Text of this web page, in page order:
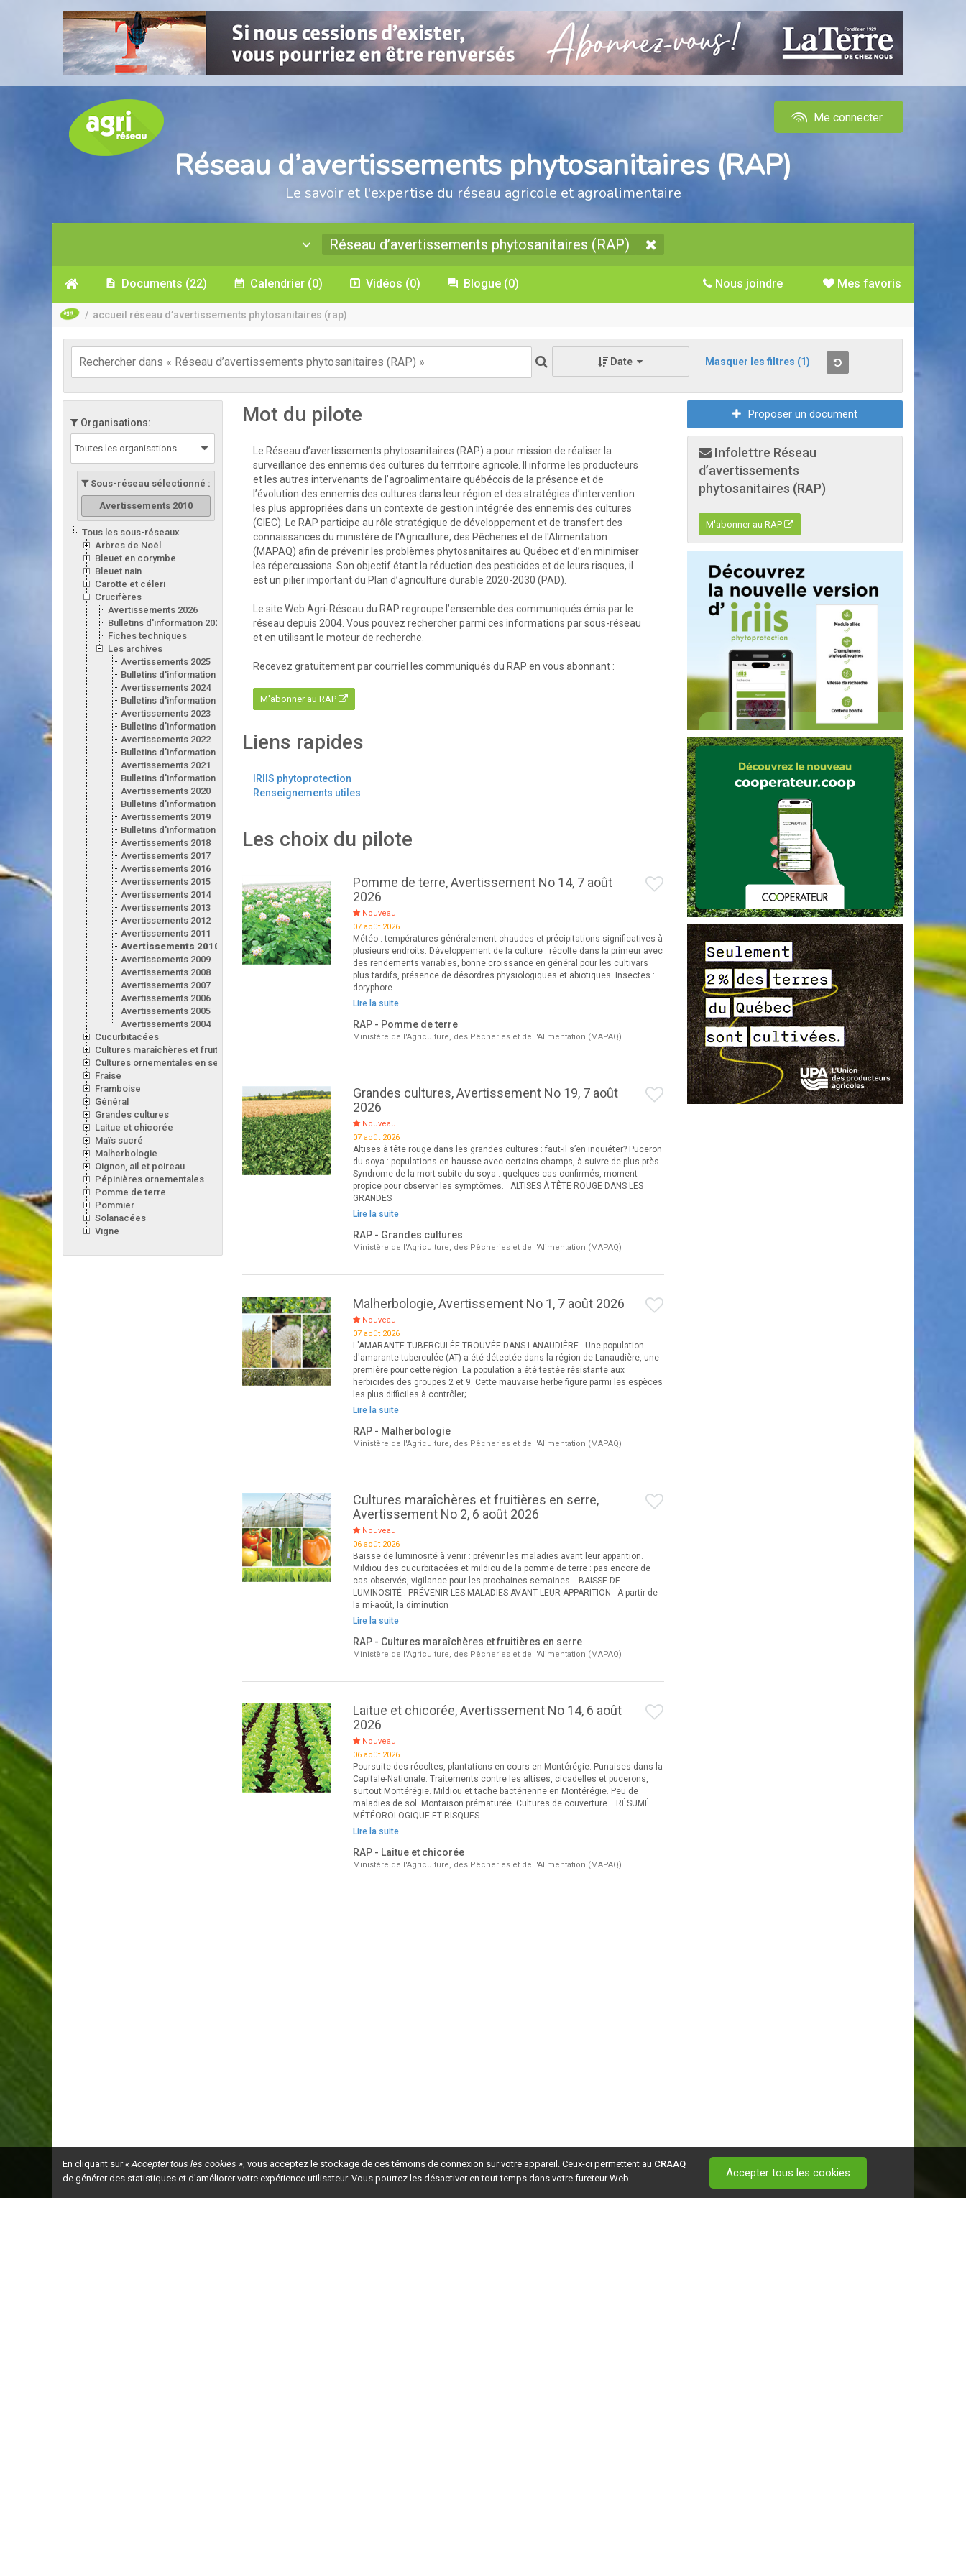
Me connecter
Réseau d’avertissements phytosanitaires (RAP)
Le savoir et l'expertise du réseau agricole et agroalimentaire
Réseau d’avertissements phytosanitaires (RAP)
Documents (22) Calendrier (0) Vidéos (0) Blogue (0) Mes favoris
Nous joindre
/ accueil réseau d’avertissements phytosanitaires (rap)
Date Masquer les filtres (1)
Organisations:
Toutes les organisations
Sous-réseau sélectionné :
Avertissements 2010
Tous les sous-réseaux
Arbres de Noël
Bleuet en corymbe
Bleuet nain
Carotte et céleri
Crucifères
Avertissements 2026
Bulletins d'information 2026
Fiches techniques
Les archives
Avertissements 2025
Bulletins d'information 2025
Avertissements 2024
Bulletins d'information 2024
Avertissements 2023
Bulletins d'information 2023
Avertissements 2022
Bulletins d'information 2022
Avertissements 2021
Bulletins d'information 2021
Avertissements 2020
Bulletins d'information 2020
Avertissements 2019
Bulletins d'information 2019
Avertissements 2018
Avertissements 2017
Avertissements 2016
Avertissements 2015
Avertissements 2014
Avertissements 2013
Avertissements 2012
Avertissements 2011
Avertissements 2010
Avertissements 2009
Avertissements 2008
Avertissements 2007
Avertissements 2006
Avertissements 2005
Avertissements 2004
Cucurbitacées
Cultures maraîchères et fruitières en serre
Cultures ornementales en serre
Fraise
Framboise
Général
Grandes cultures
Laitue et chicorée
Maïs sucré
Malherbologie
Oignon, ail et poireau
Pépinières ornementales
Pomme de terre
Pommier
Solanacées
Vigne
Mot du pilote
Le Réseau d’avertissements phytosanitaires (RAP) a pour mission de réaliser la
surveillance des ennemis des cultures du territoire agricole. Il informe les producteurs
et les autres intervenants de l’agroalimentaire québécois de la présence et de
l’évolution des ennemis des cultures dans leur région et des stratégies d’intervention
les plus appropriées dans un contexte de gestion intégrée des ennemis des cultures
(GIEC). Le RAP participe au rôle stratégique de développement et de transfert des
connaissances du ministère de l'Agriculture, des Pêcheries et de l'Alimentation
(MAPAQ) afin de prévenir les problèmes phytosanitaires au Québec et d’en minimiser
les répercussions. Son objectif étant la réduction des pesticides et de leurs risques, il
est un pilier important du Plan d’agriculture durable 2020-2030 (PAD).
Le site Web Agri-Réseau du RAP regroupe l’ensemble des communiqués émis par le
réseau depuis 2004. Vous pouvez rechercher parmi ces informations par sous-réseau
et en utilisant le moteur de recherche.
Recevez gratuitement par courriel les communiqués du RAP en vous abonnant :
M'abonner au RAP
Liens rapides
IRIIS phytoprotection
Renseignements utiles
Les choix du pilote
Pomme de terre, Avertissement No 14, 7 août
2026
Nouveau
07 août 2026
Météo : températures généralement chaudes et précipitations significatives à
plusieurs endroits. Développement de la culture : récolte dans la primeur avec
des rendements variables, bonne croissance en général pour les cultivars
plus tardifs, présence de désordres physiologiques et abiotiques. Insectes :
doryphore
Lire la suite
RAP - Pomme de terre
Ministère de l'Agriculture, des Pêcheries et de l'Alimentation (MAPAQ)
Grandes cultures, Avertissement No 19, 7 août
2026
Nouveau
07 août 2026
Altises à tête rouge dans les grandes cultures : faut-il s’en inquiéter? Puceron
du soya : populations en hausse avec certains champs, à suivre de plus près.
Syndrome de la mort subite du soya : quelques cas confirmés, moment
propice pour observer les symptômes. ALTISES À TÊTE ROUGE DANS LES
GRANDES
Lire la suite
RAP - Grandes cultures
Ministère de l'Agriculture, des Pêcheries et de l'Alimentation (MAPAQ)
Malherbologie, Avertissement No 1, 7 août 2026
Nouveau
07 août 2026
L'AMARANTE TUBERCULÉE TROUVÉE DANS LANAUDIÈRE Une population
d'amarante tuberculée (AT) a été détectée dans la région de Lanaudière, une
première pour cette région. La population a été testée résistante aux
herbicides des groupes 2 et 9. Cette mauvaise herbe figure parmi les espèces
les plus difficiles à contrôler;
Lire la suite
RAP - Malherbologie
Ministère de l'Agriculture, des Pêcheries et de l'Alimentation (MAPAQ)
Cultures maraîchères et fruitières en serre,
Avertissement No 2, 6 août 2026
Nouveau
06 août 2026
Baisse de luminosité à venir : prévenir les maladies avant leur apparition.
Mildiou des cucurbitacées et mildiou de la pomme de terre : pas encore de
cas observés, vigilance pour les prochaines semaines. BAISSE DE
LUMINOSITÉ : PRÉVENIR LES MALADIES AVANT LEUR APPARITION À partir de
la mi-août, la diminution
Lire la suite
RAP - Cultures maraîchères et fruitières en serre
Ministère de l'Agriculture, des Pêcheries et de l'Alimentation (MAPAQ)
Laitue et chicorée, Avertissement No 14, 6 août
2026
Nouveau
06 août 2026
Poursuite des récoltes, plantations en cours en Montérégie. Punaises dans la
Capitale-Nationale. Traitements contre les altises, cicadelles et pucerons,
surtout Montérégie. Mildiou et tache bactérienne en Montérégie. Peu de
maladies de sol. Montaison prématurée. Cultures de couverture. RÉSUMÉ
MÉTÉOROLOGIQUE ET RISQUES
Lire la suite
RAP - Laitue et chicorée
Ministère de l'Agriculture, des Pêcheries et de l'Alimentation (MAPAQ)
Proposer un document
Infolettre Réseau
d’avertissements
phytosanitaires (RAP)
M'abonner au RAP
En cliquant sur« Accepter tous les cookies », vous acceptez le stockage de ces témoins de connexion sur votre appareil. Ceux-ci permettent au CRAAQ
de générer des statistiques et d'améliorer votre expérience utilisateur. Vous pourrez les désactiver en tout temps dans votre fureteur Web.
Accepter tous les cookies